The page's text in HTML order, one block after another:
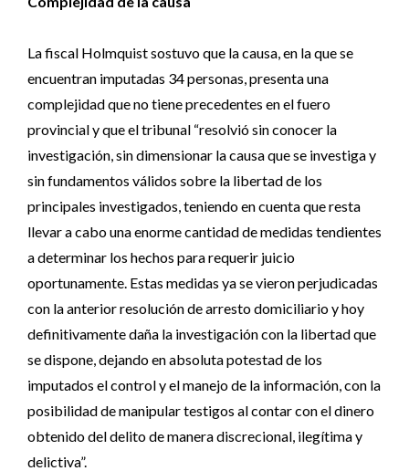
La fiscal Holmquist sostuvo que la causa, en la que se
encuentran imputadas 34 personas, presenta una
complejidad que no tiene precedentes en el fuero
provincial y que el tribunal “resolvió sin conocer la
investigación, sin dimensionar la causa que se investiga y
sin fundamentos válidos sobre la libertad de los
principales investigados, teniendo en cuenta que resta
llevar a cabo una enorme cantidad de medidas tendientes
a determinar los hechos para requerir juicio
oportunamente. Estas medidas ya se vieron perjudicadas
con la anterior resolución de arresto domiciliario y hoy
definitivamente daña la investigación con la libertad que
se dispone, dejando en absoluta potestad de los
imputados el control y el manejo de la información, con la
posibilidad de manipular testigos al contar con el dinero
obtenido del delito de manera discrecional, ilegítima y
delictiva”.